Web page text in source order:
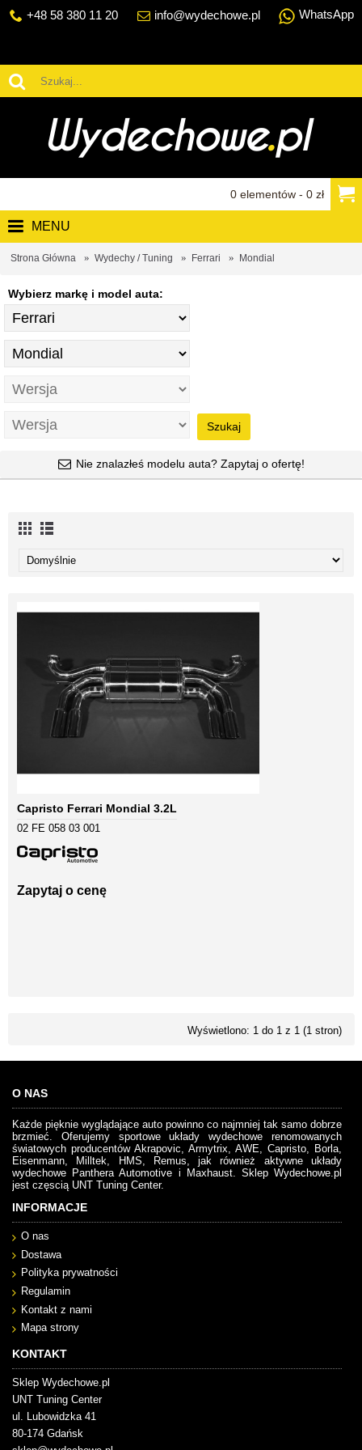
+48 58 380 11 20 info@wydechowe.pl WhatsApp
0 elementów - 0 zł
MENU
Strona Główna Wydechy / Tuning Ferrari Mondial
Wybierz markę i model auta:
Szukaj
Nie znalazłeś modelu auta? Zapytaj o ofertę!
Capristo Ferrari Mondial 3.2L
02 FE 058 03 001
Zapytaj o cenę
Wyświetlono: 1 do 1 z 1 (1 stron)
O NAS
Każde pięknie wyglądające auto powinno co najmniej tak samo dobrze
brzmieć. Oferujemy sportowe układy wydechowe renomowanych
światowych producentów Akrapovic, Armytrix, AWE, Capristo, Borla,
Eisenmann, Milltek, HMS, Remus, jak również aktywne układy
wydechowe Panthera Automotive i Maxhaust. Sklep Wydechowe.pl
jest częscią UNT Tuning Center.
INFORMACJE
O nas
Dostawa
Polityka prywatności
Regulamin
Kontakt z nami
Mapa strony
KONTAKT
Sklep Wydechowe.pl
UNT Tuning Center
ul. Lubowidzka 41
80-174 Gdańsk